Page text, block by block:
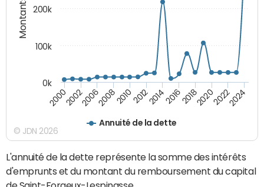
Annuité de la dette
200020022006200820102012201420162018202020222024
0k
100k
200k
© JDN 2026
L'annuité de la dette représente la somme des intérêts
d'emprunts et du montant du remboursement du capital